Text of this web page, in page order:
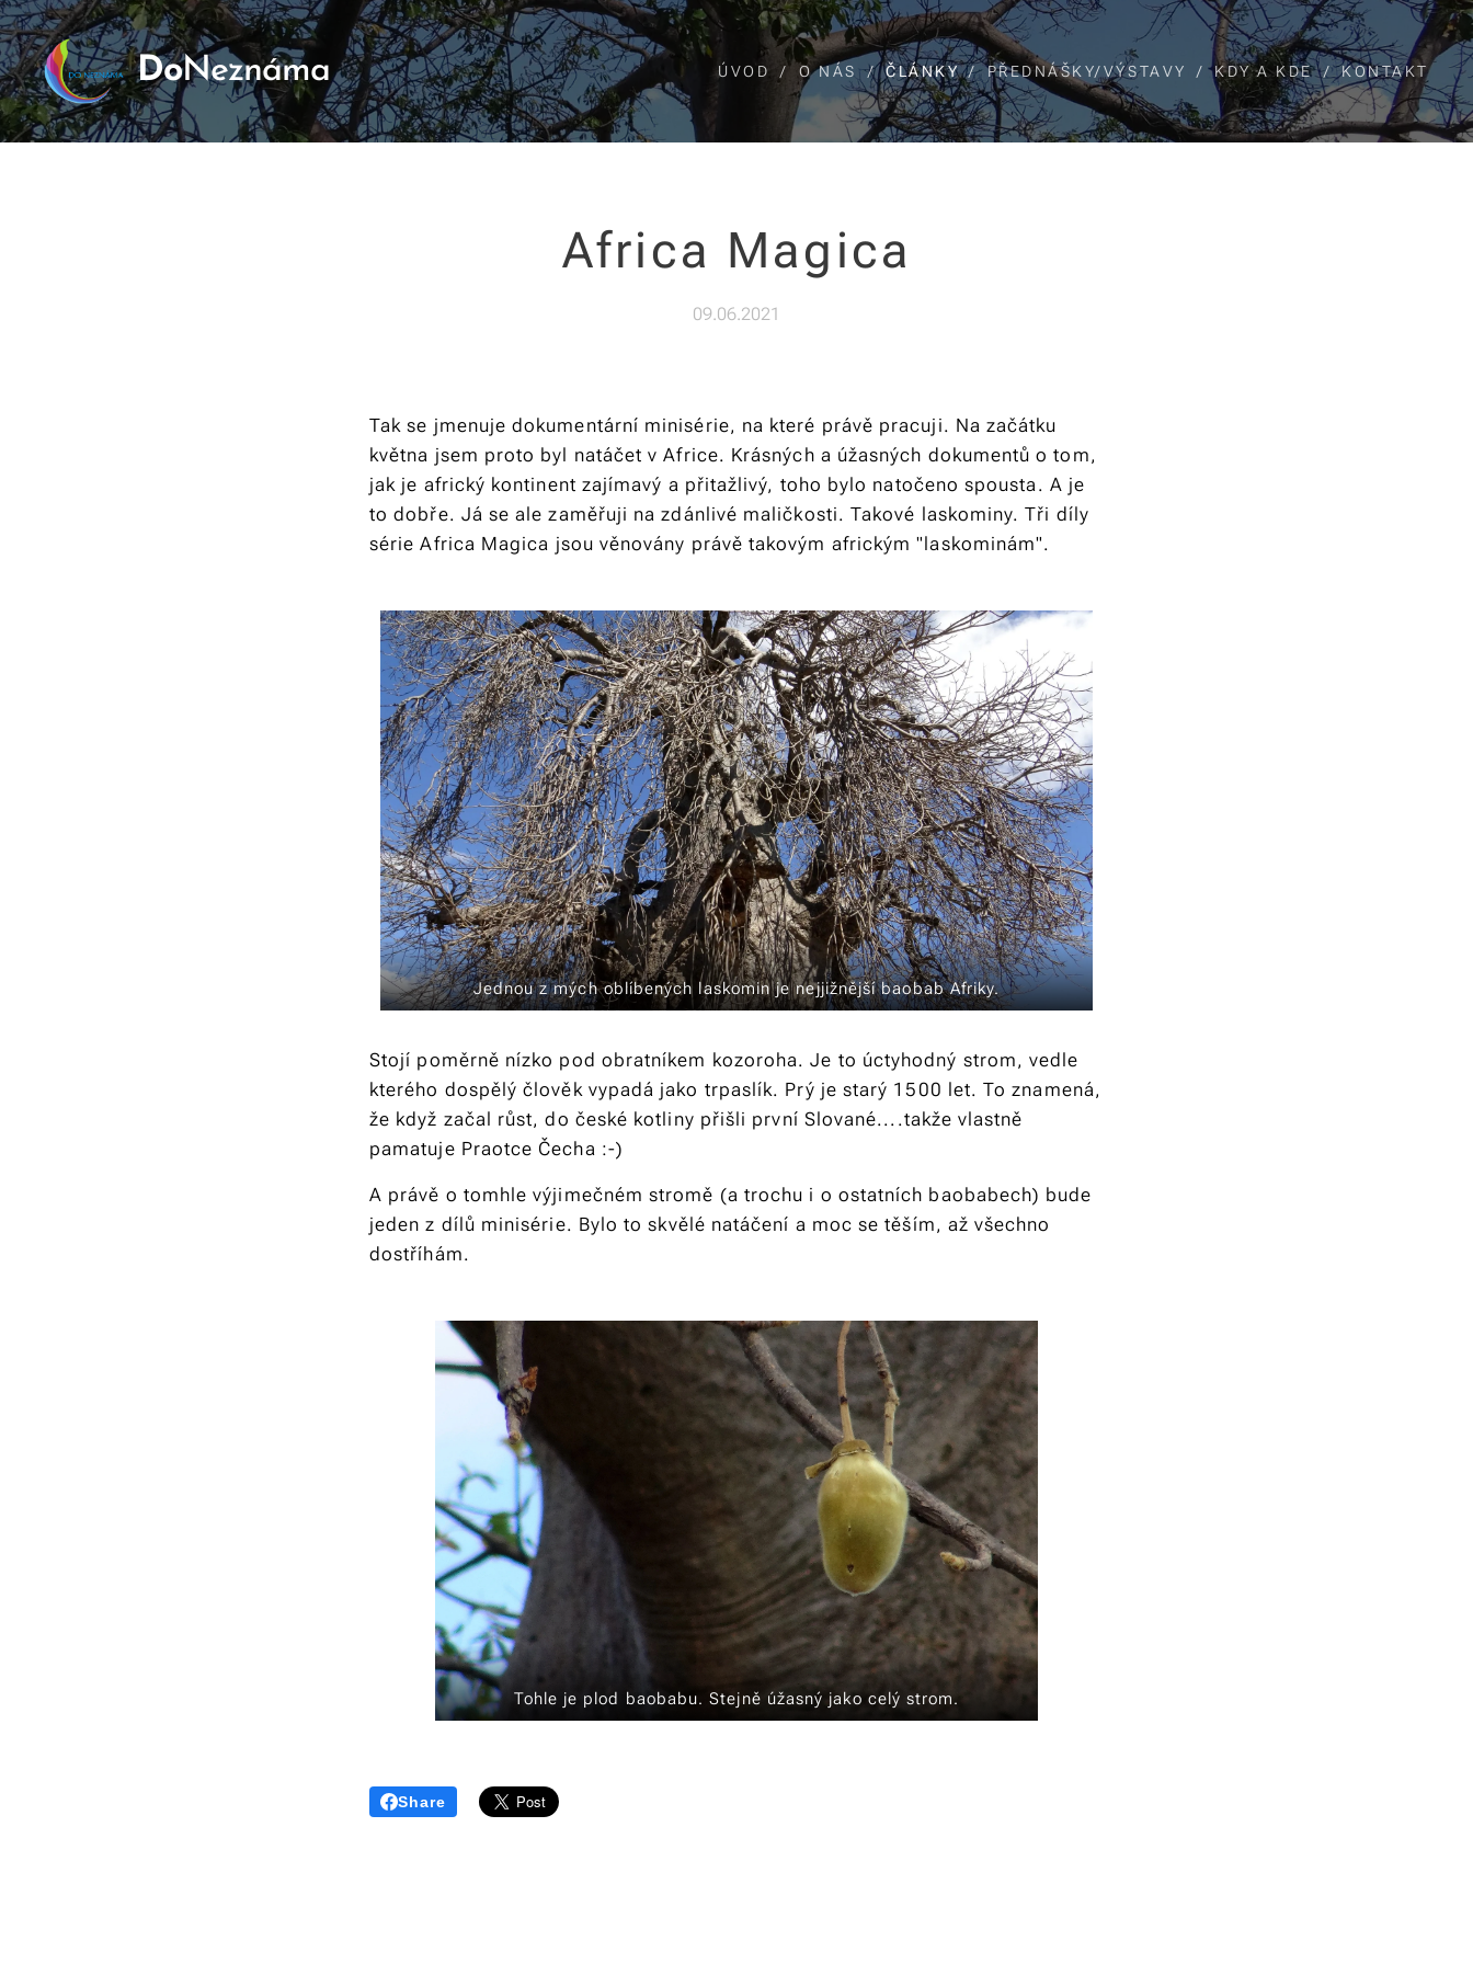
DoNeznáma ÚVOD O NÁS ČLÁNKY PŘEDNÁŠKY/VÝSTAVY KDY A KDE KONTAKT
Africa Magica
09.06.2021
Tak se jmenuje dokumentární minisérie, na které právě pracuji. Na začátku
května jsem proto byl natáčet v Africe. Krásných a úžasných dokumentů o tom,
jak je africký kontinent zajímavý a přitažlivý, toho bylo natočeno spousta. A je
to dobře. Já se ale zaměřuji na zdánlivé maličkosti. Takové laskominy. Tři díly
sérieAfrica Magica jsou věnovány právě takovým africkým "laskominám".
Jednou z mých oblíbených laskomin je nejjižnější baobab Afriky.
Stojí poměrně nízko pod obratníkem kozoroha. Je to úctyhodný strom, vedle
kterého dospělý člověk vypadá jako trpaslík. Prý je starý 1500 let. To znamená,
že když začal růst, do české kotliny přišli první Slované....takže vlastně
pamatuje Praotce Čecha :-)
A právě o tomhle výjimečném stromě (a trochu i o ostatních baobabech) bude
jeden z dílů minisérie. Bylo to skvělé natáčení a moc se těším, až všechno
dostříhám.
Tohle je plod baobabu. Stejně úžasný jako celý strom.
Share